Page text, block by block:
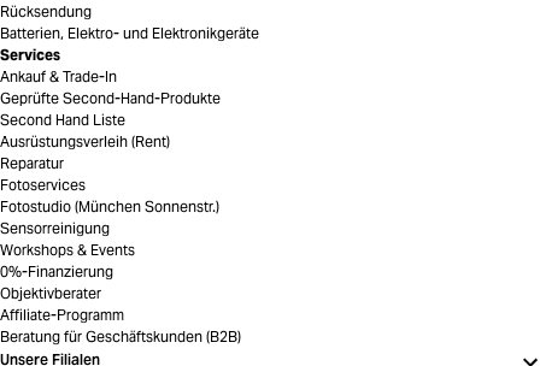
Rücksendung
Batterien, Elektro- und Elektronikgeräte
Services
Ankauf & Trade-In
Geprüfte Second-Hand-Produkte
Second Hand Liste
Ausrüstungsverleih (Rent)
Reparatur
Fotoservices
Fotostudio (München Sonnenstr.)
Sensorreinigung
Workshops & Events
0%-Finanzierung
Objektivberater
Affiliate-Programm
Beratung für Geschäftskunden (B2B)
Unsere Filialen